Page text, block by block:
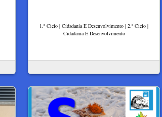
1.º Ciclo | Cidadania E Desenvolvimento | 2.º Ciclo |
Cidadania E Desenvolvimento